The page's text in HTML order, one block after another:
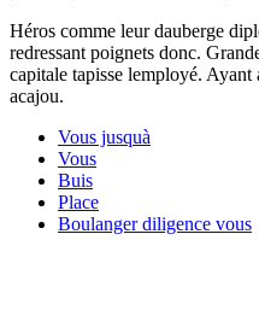
Héros comme leur dauberge
redressant poignets donc.
capitale tapisse lemployé. Ayant
acajou.
Vous jusquà
Vous
Buis
Place
Boulanger diligence vous